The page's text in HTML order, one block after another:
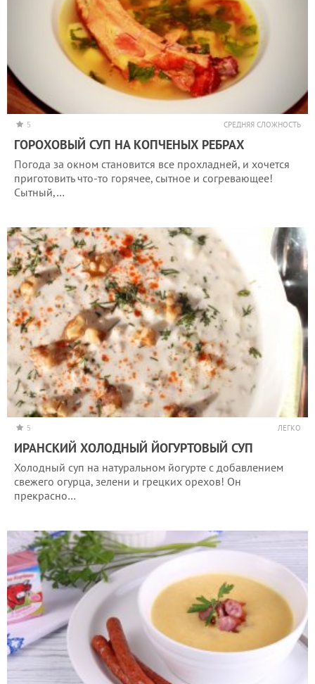
5 СРЕДНЯЯ СЛОЖНОСТЬ
ГОРОХОВЫЙ СУП НА КОПЧЕНЫХ РЕБРАХ
Погода за окном становится все прохладней, и хочется
приготовить что-то горячее, сытное и согревающее!
Сытный,…
5 ЛЕГКО
ИРАНСКИЙ ХОЛОДНЫЙ ЙОГУРТОВЫЙ СУП
Холодный суп на натуральном йогурте с добавлением
свежего огурца, зелени и грецких орехов! Он
прекрасно…